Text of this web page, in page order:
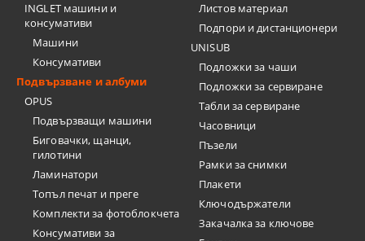
INGLET машини и
консумативи
Машини
Консумативи
Подвързване и албуми
OPUS
Подвързващи машини
Биговачки, щанци,
гилотини
Ламинатори
Топъл печат и преге
Комплекти за фотоблокчета
Консумативи за
Листов материал
Подпори и дистанционери
UNISUB
Подложки за чаши
Подложки за сервиране
Табли за сервиране
Часовници
Пъзели
Рамки за снимки
Плакети
Ключодържатели
Закачалка за ключове